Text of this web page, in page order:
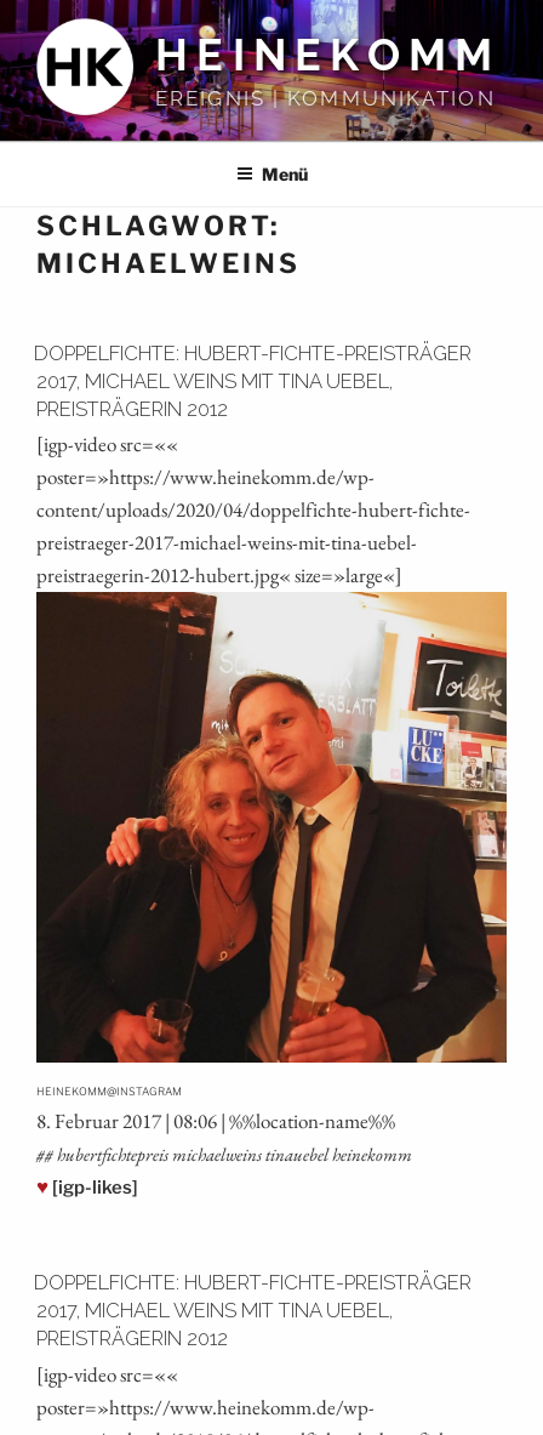
Inhalt
springen
HEINEKOMM
EREIGNIS | KOMMUNIKATION
Menü
SCHLAGWORT:
MICHAELWEINS
DOPPELFICHTE: HUBERT-FICHTE-PREISTRÄGER
2017, MICHAEL WEINS MIT TINA UEBEL,
PREISTRÄGERIN 2012
[igp-video src=««
poster=»https://www.heinekomm.de/wp-
content/uploads/2020/04/doppelfichte-hubert-fichte-
preistraeger-2017-michael-weins-mit-tina-uebel-
preistraegerin-2012-hubert.jpg« size=»large«]
HEINEKOMM@INSTAGRAM
8. Febru­ar 2017 | 08:06 | %%loca­ti­on-name%%
## hubert­fich­te­preis michael­weins tinau­ebel heinekomm
♥ [igp-likes]
DOPPELFICHTE: HUBERT-FICHTE-PREISTRÄGER
2017, MICHAEL WEINS MIT TINA UEBEL,
PREISTRÄGERIN 2012
[igp-video src=««
poster=»https://www.heinekomm.de/wp-